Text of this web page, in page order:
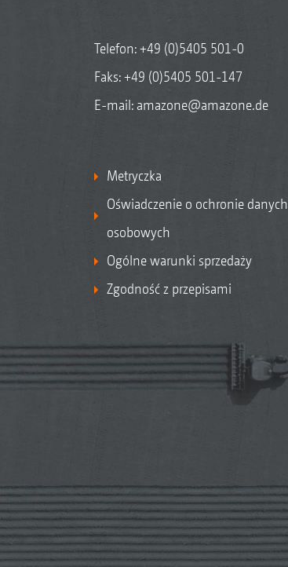
Telefon:+49 (0)5405 501-0
Faks: +49 (0)5405 501-147
E-mail: amazone@amazone.de
Metryczka
Oświadczenie o ochronie danych
osobowych
Ogólne warunki sprzedaży
Zgodność z przepisami